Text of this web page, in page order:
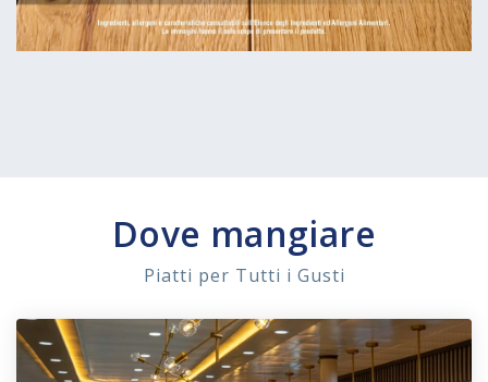
Dove mangiare
Piatti per Tutti i Gusti